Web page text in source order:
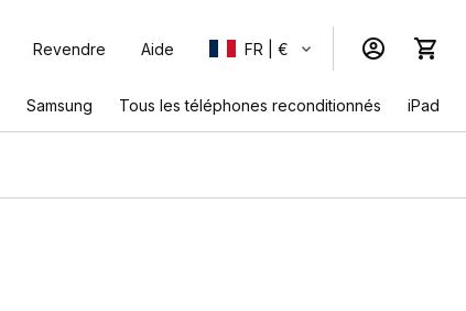
Revendre Aide FR | €
Samsung Tous les téléphones reconditionnés iPad